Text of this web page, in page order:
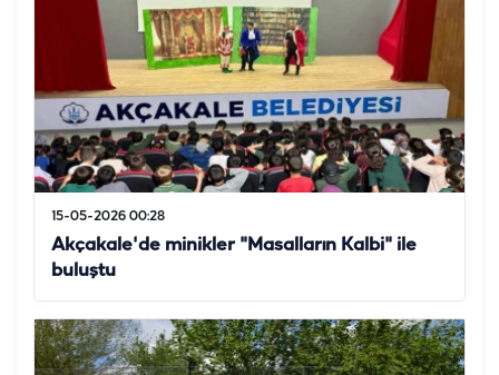
15-05-2026 00:28
Akçakale'de minikler "Masalların Kalbi" ile
buluştu